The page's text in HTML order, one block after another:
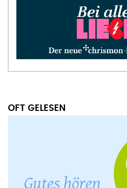
OFT GELESEN